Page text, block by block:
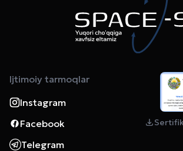
Ijtimoiy tarmoqlar
Instagram
Facebook
Telegram